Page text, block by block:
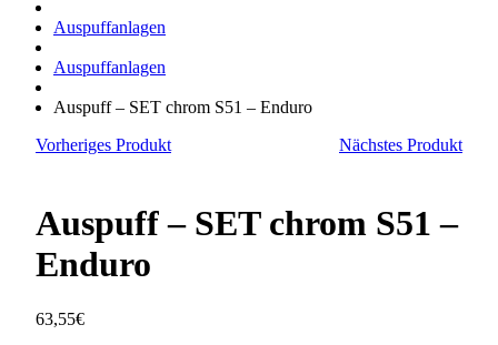
Auspuffanlagen
Auspuffanlagen
Auspuff – SET chrom S51 – Enduro
Vorheriges Produkt
Nächstes Produkt
Auspuff – SET chrom S51 –
Enduro
63,55€